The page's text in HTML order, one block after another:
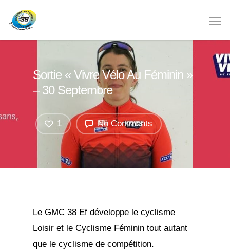
Sortie « Vivre Vélo Au Féminin »
– 30 Septembre
No Comments
1
Le GMC 38 Ef développe le cyclisme
Loisir et le Cyclisme Féminin tout autant
que le cyclisme de compétition.